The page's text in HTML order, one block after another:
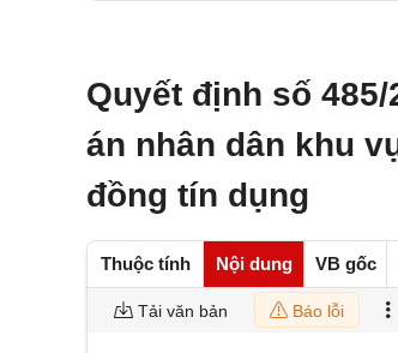
Quyết định số
án nhân dân khu
đồng tín dụng
Thuộc tính Nội dung VB gốc
Tải văn bản Báo lỗi